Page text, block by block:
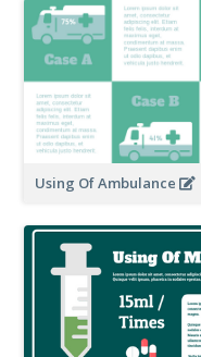
Using Of Ambulance